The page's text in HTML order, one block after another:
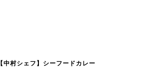
【中村シェフ】シーフードカレー